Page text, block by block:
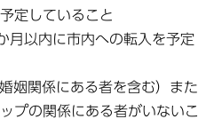
定していること
以内に市内への転入を予定
姻関係にある者を含む）また
プの関係にある者がいないこ